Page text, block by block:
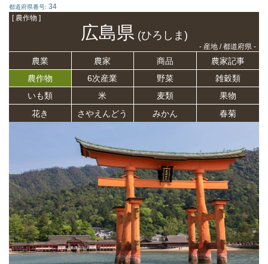
都道府県番号: 34
[ 農作物 ]
広島県(ひろしま)
- 産地 / 都道府県 -
農業 農家 商品
農家記事
農作物
6次産業 野菜
雑穀類
いも類
米 麦類
果物
花き
さやえんどう みかん 春菊